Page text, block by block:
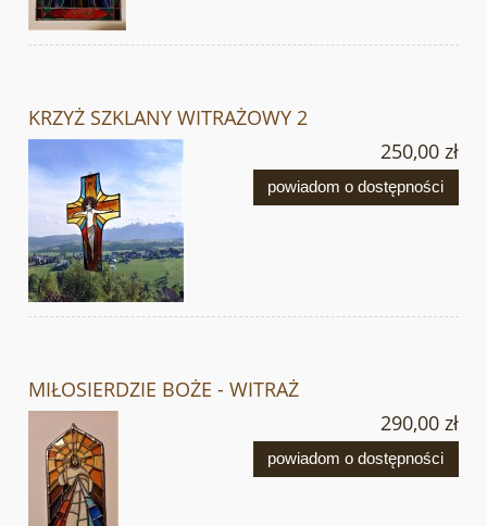
KRZYŻ SZKLANY WITRAŻOWY 2
250,00 zł
powiadom o dostępności
MIŁOSIERDZIE BOŻE - WITRAŻ
290,00 zł
powiadom o dostępności